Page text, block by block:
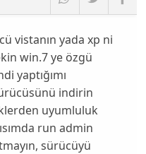
vistanın yada xp ni
win.7 ye özgü
yaptığımı
indirin
uyumluluk
run admin
sürücüyü